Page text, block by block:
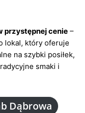
przystępnej cenie –
lokal, który oferuje
na szybki posiłek,
smaki i
Dąbrowa